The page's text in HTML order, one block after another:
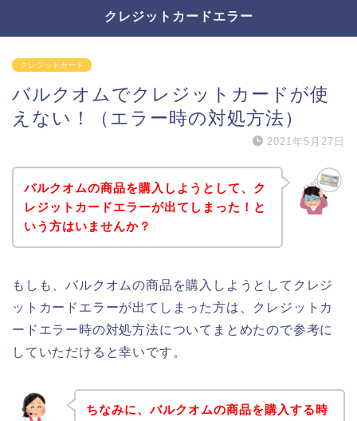
クレジットカードエラー
クレジットカード
バルクオムでクレジットカードが使
えない！（エラー時の対処方法）
2021年5月27日
バルクオムの商品を購入しようとして、ク
レジットカードエラーが出てしまった！と
いう方はいませんか？
もしも、バルクオムの商品を購入しようとしてクレジ
ットカードエラーが出てしまった方は、クレジットカ
ードエラー時の対処方法についてまとめたので参考に
していただけると幸いです。
ちなみに、バルクオムの商品を購入する時